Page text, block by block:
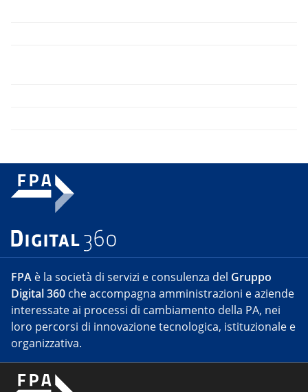
FPA è la società di servizi e consulenza del Gruppo
Digital 360 che accompagna amministrazioni e aziende
interessate ai processi di cambiamento della PA, nei
loro percorsi di innovazione tecnologica, istituzionale e
organizzativa.